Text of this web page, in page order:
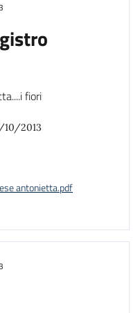
fiori
10/2013
antonietta.pdf